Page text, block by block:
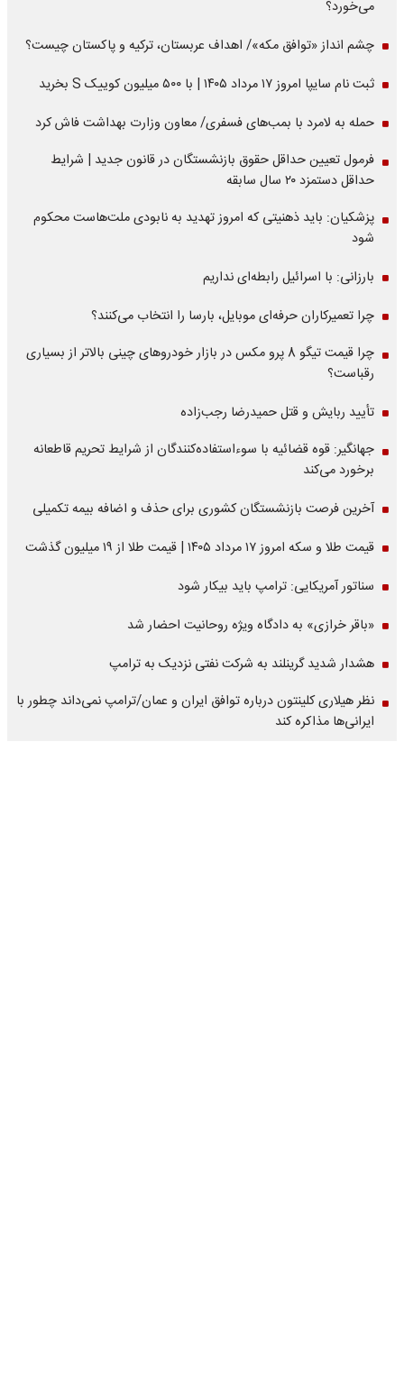
می‌خورد؟
چشم انداز «توافق مکه»/ اهداف عربستان، ترکیه و پاکستان چیست؟
ثبت نام سایپا امروز ۱۷ مرداد ۱۴۰۵ | با ۵۰۰ میلیون کوییک S بخرید
حمله به لامرد با بمب‌های فسفری/ معاون وزارت بهداشت فاش کرد
فرمول تعیین حداقل حقوق بازنشستگان در قانون جدید | شرایط
حداقل دستمزد ۲۰ سال سابقه
پزشکیان: باید ذهنیتی که امروز تهدید به نابودی ملت‌هاست محکوم
شود
بارزانی: با اسرائیل رابطه‌ای نداریم
چرا تعمیرکاران حرفه‌ای موبایل، بارسا را انتخاب می‌کنند؟
چرا قیمت تیگو 8 پرو مکس در بازار خودروهای چینی بالاتر از بسیاری
رقباست؟
تأیید ربایش و قتل حمیدرضا رجب‌زاده
جهانگیر: قوه قضائیه با سوءاستفاده‌کنندگان از شرایط تحریم قاطعانه
برخورد می‌کند
آخرین فرصت بازنشستگان کشوری برای حذف و اضافه بیمه تکمیلی
قیمت طلا و سکه امروز ۱۷ مرداد ۱۴۰۵ | قیمت طلا از ۱۹ میلیون گذشت
سناتور آمریکایی: ترامپ باید بیکار شود
«باقر خرازی» به دادگاه ویژه روحانیت احضار شد
هشدار شدید گرینلند به شرکت نفتی نزدیک به ترامپ
نظر هیلاری کلینتون درباره توافق ایران و عمان/ترامپ نمی‌داند چطور با
ایرانی‌ها مذاکره کند